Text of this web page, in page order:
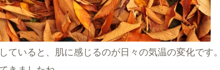
いると、肌に感じるのが日々の気温の変化です